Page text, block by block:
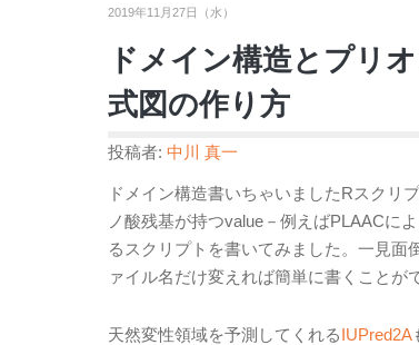
2019年11月27日（水）
ドメイン構造とプリ
式図の作り方
投稿者: 中川 真一
ドメイン構造書いちゃいましたRスクリ
ノ酸残基が持つvalue－例えばPLAACに
るスクリプトを書いてみました。一見面
ァイル名だけ変えれば簡単に書くことが
天然変性領域を予測してくれるIUPred2A